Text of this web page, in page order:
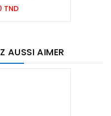
TNDPrix
AUSSI AIMER